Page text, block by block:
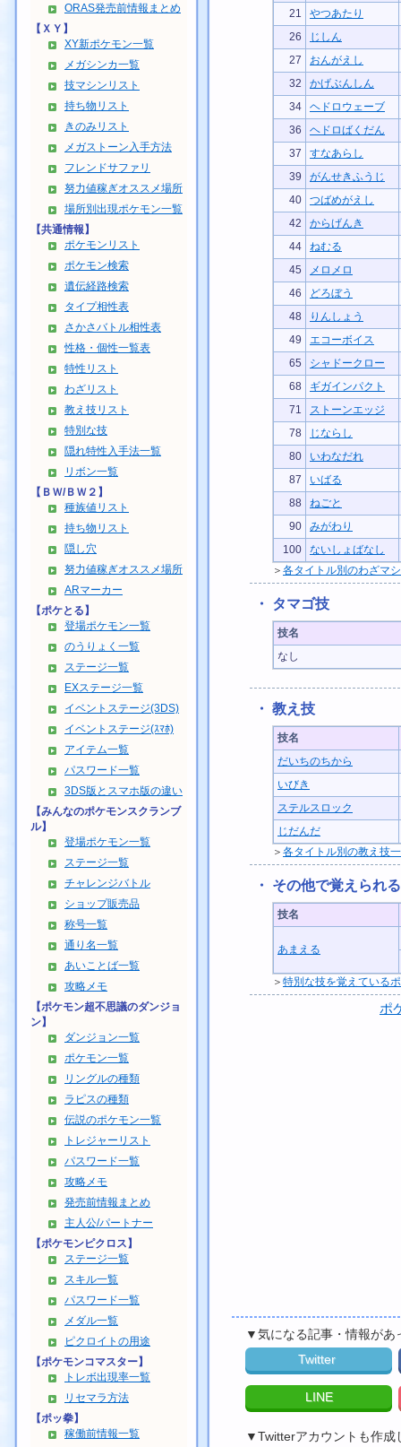
ORAS発売前情報まとめ
【ＸＹ】
XY新ポケモン一覧
メガシンカ一覧
技マシンリスト
持ち物リスト
きのみリスト
メガストーン入手方法
フレンドサファリ
努力値稼ぎオススメ場所
場所別出現ポケモン一覧
【共通情報】
ポケモンリスト
ポケモン検索
遺伝経路検索
タイプ相性表
さかさバトル相性表
性格・個性一覧表
特性リスト
わざリスト
教え技リスト
特別な技
隠れ特性入手法一覧
リボン一覧
【ＢＷ/ＢＷ２】
種族値リスト
持ち物リスト
隠し穴
努力値稼ぎオススメ場所
ARマーカー
【ポケとる】
登場ポケモン一覧
のうりょく一覧
ステージ一覧
EXステージ一覧
イベントステージ(3DS)
イベントステージ(ｽﾏﾎ)
アイテム一覧
パスワード一覧
3DS版とスマホ版の違い
【みんなのポケモンスクランブ
ル】
登場ポケモン一覧
ステージ一覧
チャレンジバトル
ショップ販売品
称号一覧
通り名一覧
あいことば一覧
攻略メモ
【ポケモン超不思議のダンジョ
ン】
ダンジョン一覧
ポケモン一覧
リングルの種類
ラピスの種類
伝説のポケモン一覧
トレジャーリスト
パスワード一覧
攻略メモ
発売前情報まとめ
主人公/パートナー
【ポケモンピクロス】
ステージ一覧
スキル一覧
パスワード一覧
メダル一覧
ピクロイトの用途
【ポケモンコマスター】
トレボ出現率一覧
リセマラ方法
【ポッ拳】
稼働前情報一覧
21
やつあたり
26
じしん
27
おんがえし
32
かげぶんしん
34
ヘドロウェーブ
36
ヘドロばくだん
37
すなあらし
39
がんせきふうじ
40
つばめがえし
42
からげんき
44
ねむる
45
メロメロ
46
どろぼう
48
りんしょう
49
エコーボイス
65
シャドークロー
68
ギガインパクト
71
ストーンエッジ
78
じならし
80
いわなだれ
87
いばる
88
ねごと
90
みがわり
100
ないしょばなし
＞ 各タイトル別のわざマ
・ タマゴ技
技名
なし
・ 教え技
技名
だいちのちから
いびき
ステルスロック
じだんだ
＞ 各タイトル別の教え技
・ その他で覚えられ
技名
あまえる
＞ 特別な技を覚えている
ポ
▼気になる記事・情報があ
Twitter
LINE
▼Twitterアカウントも作成